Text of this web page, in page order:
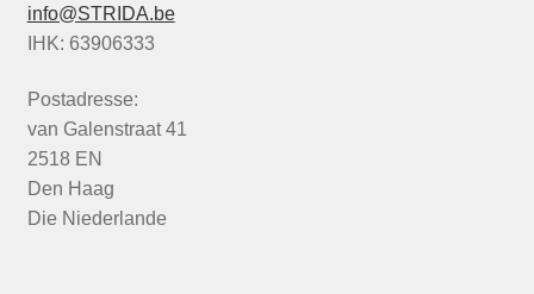
info@STRIDA.be
IHK: 63906333
Postadresse:
van Galenstraat 41
2518 EN
Den Haag
Die Niederlande